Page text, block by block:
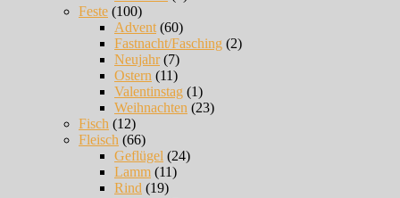
Feste (100)
Advent (60)
Fastnacht/Fasching (2)
Neujahr(7)
Ostern (11)
Valentinstag (1)
Weihnachten (23)
Fisch (12)
Fleisch (66)
Geflügel (24)
Lamm (11)
Rind (19)